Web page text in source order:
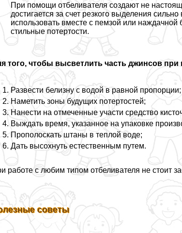
При помощи отбеливателя создают не
достигается за счет резкого выделения
использовать вместе с пемзой или наждачной
стильные потертости.
того, чтобы высветлить часть джинсов
Развести белизну с водой в равной пропорции;
Наметить зоны будущих потертостей;
Нанести на отмеченные участи средство
Выждать время, указанное на упаковке
Прополоскать штаны в теплой воде;
Дать высохнуть естественным путем.
работе с любим типом отбеливателя не стоит
советы